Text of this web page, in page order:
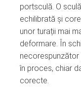
portsculă. O
echilibrată și
unor turații mai
deformare. În
în proces, chiar
corecte.